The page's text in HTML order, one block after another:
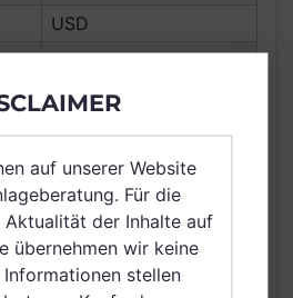
USD
Portugal, Frankreich,
Italien, Luxemburg,
Vereinigtes Königreich
Großbritannien und
Nordirland, Österreich,
Schweiz, Finnland,
Dänemark, Island,
Schweden, Irland,
auf unserer Website
Für die
der Inhalte auf
übernehmen wir keine
stellen